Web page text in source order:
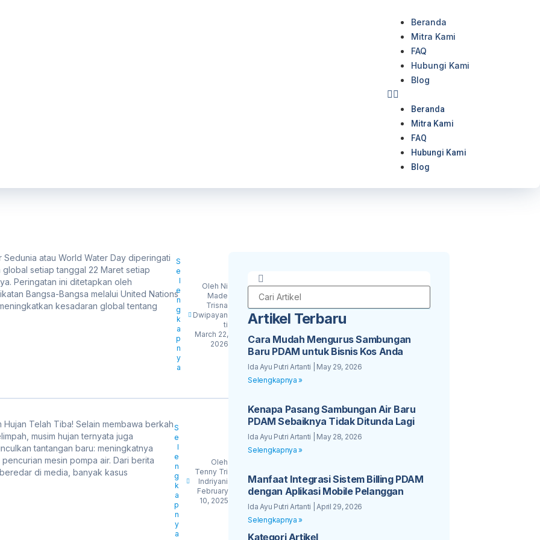
Beranda
Mitra Kami
FAQ
Hubungi Kami
Blog
Beranda
Mitra Kami
FAQ
Hubungi Kami
Blog
Sedunia atau World Water Day diperingati
global setiap tanggal 22 Maret setiap
Peringatan ini ditetapkan oleh
Bangsa-Bangsa melalui United Nations
kesadaran global tentang
S
e
l
e
n
g
k
a
p
n
y
a
Oleh Ni
Made
Trisna
Dwipayan
ti
March 22,
2026
Hujan Telah Tiba! Selain membawa berkah
musim hujan ternyata juga
tantangan baru: meningkatnya
pencurian mesin pompa air. Dari berita
di media, banyak kasus
S
e
l
e
n
g
k
a
p
n
y
a
Oleh
Tenny Tri
Indriyani
February
10, 2025
Artikel Terbaru
Cara Mudah Mengurus Sambungan
Baru PDAM untuk Bisnis Kos Anda
Ida Ayu Putri Artanti
May 29, 2026
Selengkapnya »
Kenapa Pasang Sambungan Air Baru
PDAM Sebaiknya Tidak Ditunda Lagi
Ida Ayu Putri Artanti
May 28, 2026
Selengkapnya »
Manfaat Integrasi Sistem Billing PDAM
dengan Aplikasi Mobile Pelanggan
Ida Ayu Putri Artanti
April 29, 2026
Selengkapnya »
Kategori Artikel